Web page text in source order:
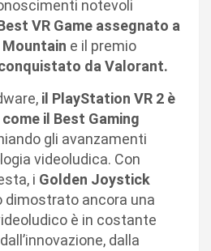
notevoli
VR Game assegnato a
e il premio
da Valorant.
il PlayStation VR 2 è
il Best Gaming
gli avanzamenti
videoludica. Con
i Golden Joystick
dimostrato ancora una
è in costante
dalla